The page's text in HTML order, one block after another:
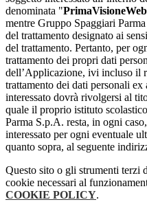
denominata "PrimaVisioneWeb
mentre Gruppo Spaggiari
del trattamento designato ai
del trattamento. Pertanto, per
trattamento dei propri dati
dell’Applicazione, ivi incluso il
trattamento dei dati personali
interessato dovrà rivolgersi al
quale il proprio istituto
Parma S.p.A. resta, in ogni
interessato per ogni eventuale
quanto sopra, al seguente
Questo sito o gli strumenti terzi
cookie necessari al
COOKIE POLICY.